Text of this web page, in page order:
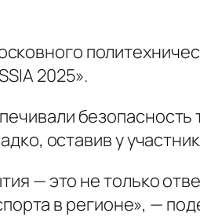
2025».
оставив у
— это не только
в регионе», —